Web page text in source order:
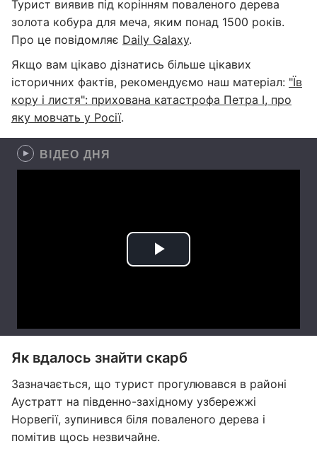
Турист виявив під корінням поваленого дерева
золота кобура для меча, яким понад 1500 років.
Про це повідомляє Daily Galaxy.
Якщо вам цікаво дізнатись більше цікавих
історичних фактів, рекомендуємо наш матеріал: "Їв
кору і листя": прихована катастрофа Петра І, про
яку мовчать у Росії.
ВІДЕО ДНЯ
Як вдалось знайти скарб
Зазначається, що турист прогулювався в районі
Аустратт на південно-західному узбережжі
Норвегії, зупинився біля поваленого дерева і
помітив щось незвичайне.